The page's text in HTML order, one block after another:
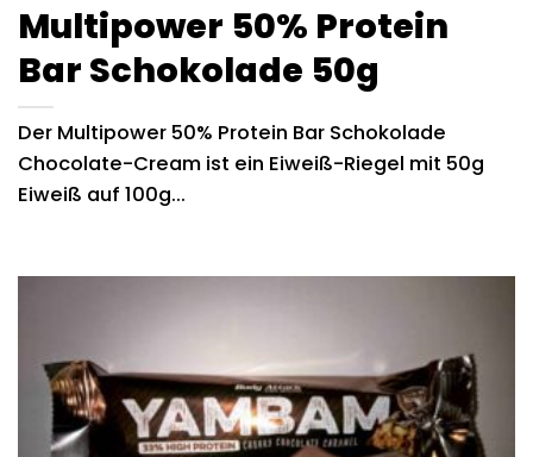
Multipower 50% Protein
Bar Schokolade 50g
Der Multipower 50% Protein Bar Schokolade
Chocolate-Cream ist ein Eiweiß-Riegel mit 50g
Eiweiß auf 100g...